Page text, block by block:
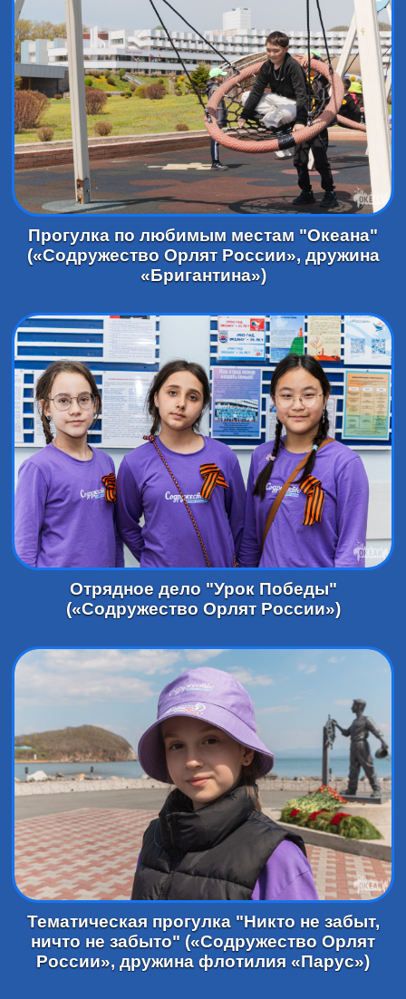
Прогулка по любимым местам "Океана"
(«Содружество Орлят России», дружина
«Бригантина»)
Отрядное дело "Урок Победы"
(«Содружество Орлят России»)
Тематическая прогулка "Никто не забыт,
ничто не забыто" («Содружество Орлят
России», дружина флотилия «Парус»)